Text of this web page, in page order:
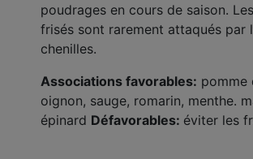
poudrages en cours de saison.
frisés sont rarement attaqués par
chenilles.
Associations favorables: pomme
oignon, sauge, romarin, menthe.
épinard Défavorables: éviter les